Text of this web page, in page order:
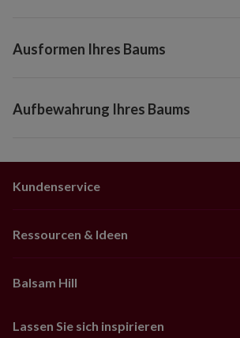
Ausformen Ihres Baums
Aufbewahrung Ihres Baums
Kundenservice
Ressourcen & Ideen
Balsam Hill
Lassen Sie sich inspirieren